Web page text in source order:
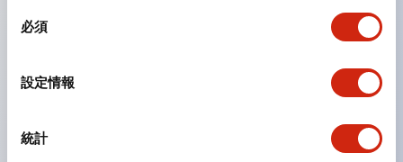
必須
設定情報
統計
するタイプを用意しました。
マスタースレーブ接続対応
ーブルでSE2L同士の接続も可能です。